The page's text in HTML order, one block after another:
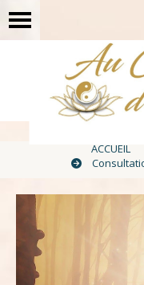
ACCUEIL